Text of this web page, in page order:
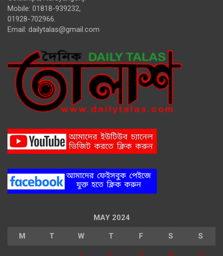
Mobile: 01818-939232,
01928-702966.
Email: dailytalas@gmail.com
MAY 2024
M T W T F S S